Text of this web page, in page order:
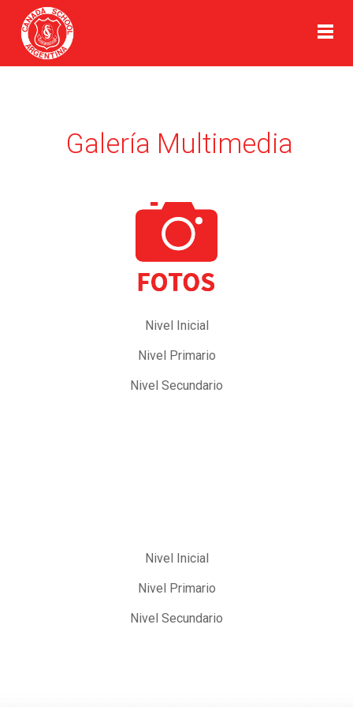
Galería Multimedia
Nivel Inicial
Nivel Primario
Nivel Secundario
Nivel Inicial
Nivel Primario
Nivel Secundario